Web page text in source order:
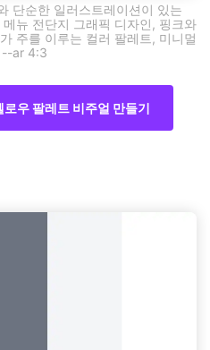
단순한 일러스트레이션이 있는
뉴 전단지 그래픽 디자인, 핑크와
주를 이루는 컬러 팔레트, 미니멀
--ar 4:3
우 팔레트 비주얼 만들기